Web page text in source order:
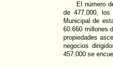
El número
de 477.000,
Municipal de
60.660 millones
propiedades
negocios
457.000 se